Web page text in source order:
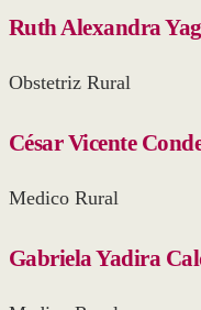
Ruth Alexandra
Obstetriz Rural
César Vicente
Medico Rural
Gabriela Yadira